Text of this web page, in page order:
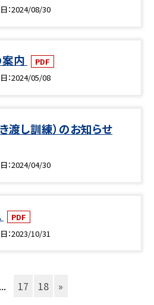
2024/08/30
内
PDF
2024/05/08
渡し訓練）のお知らせ
2024/04/30
PDF
2023/10/31
... 17 18 »